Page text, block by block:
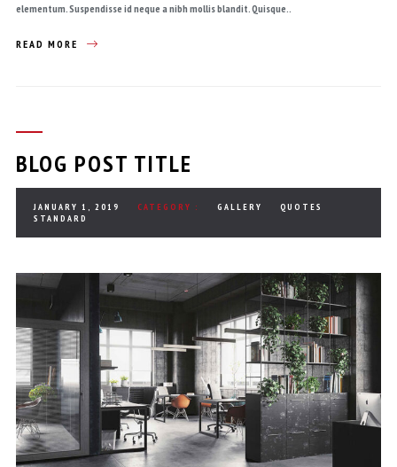
elementum. Suspendisse id neque a nibh mollis blandit. Quisque..
READ MORE
BLOG POST TITLE
JANUARY 1, 2019 CATEGORY : GALLERY
QUOTES
STANDARD